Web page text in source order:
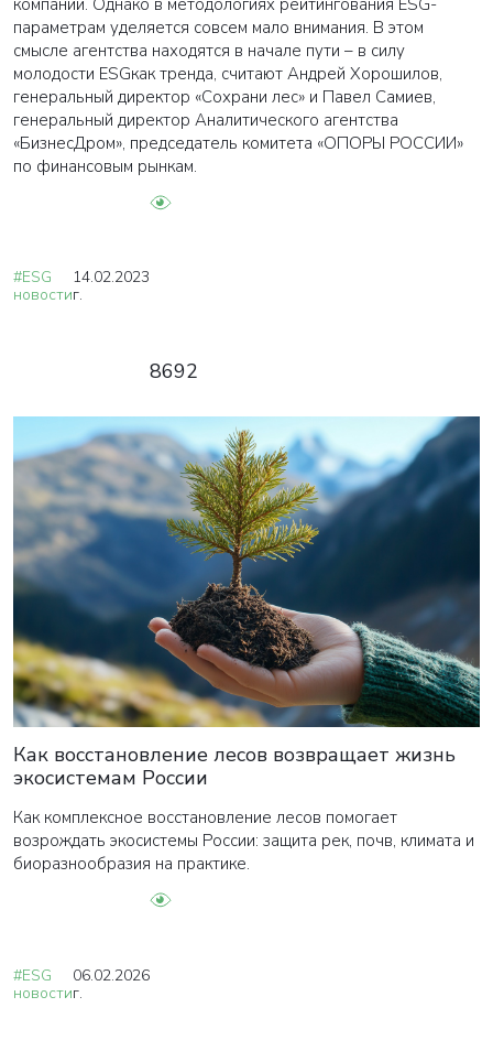
параметрам уделяется совсем мало внимания. В этом
смысле агентства находятся в начале пути – в силу
молодости ESGкак тренда, считают Андрей Хорошилов,
генеральный директор «Сохрани лес» и Павел Самиев,
генеральный директор Аналитического агентства
«БизнесДром», председатель комитета «ОПОРЫ РОССИИ»
по финансовым рынкам.
#ESG
новости
14.02.2023
г.
8692
Как восстановление лесов возвращает жизнь
экосистемам России
Как комплексное восстановление лесов помогает
возрождать экосистемы России: защита рек, почв, климата и
биоразнообразия на практике.
#ESG
новости
06.02.2026
г.